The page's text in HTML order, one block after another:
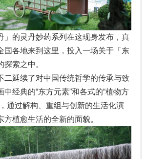
」的灵丹妙药系列在这现身发布，真
国各地来到这里，投入一场关于「东
索之中。
二延续了对中国传统哲学的传承与致
经典的“东方元素”和各式的“植物方
通过解构、重组与创新的生活化演
方植愈生活的全新的面貌。